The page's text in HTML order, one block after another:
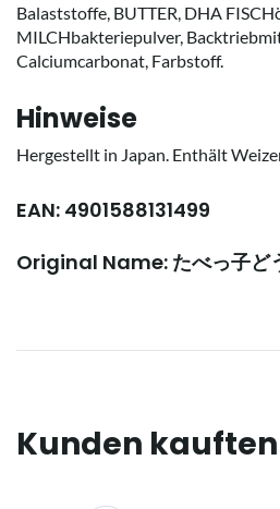
Balaststoffe, BUTTER, DHA
MILCHbakteriepulver,
Calciumcarbonat, Farbstoff.
Hinweise
Hergestellt in Japan. Enthält
EAN: 4901588131499
Original Name: たべっ子ど
Kunden